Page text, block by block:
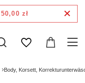
zł
Body, Korsett,